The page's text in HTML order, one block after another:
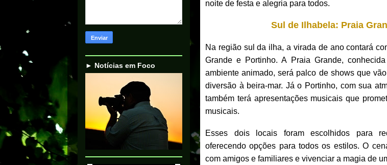
noite de festa e alegria para todos.
Sul de Ilhabela: Praia
Na região sul da ilha, a virada de ano contará
Grande e Portinho. A Praia Grande,
ambiente animado, será palco de shows que
diversão à beira-mar. Já o Portinho, com sua
também terá apresentações musicais que
musicais.
Esses dois locais foram escolhidos para
oferecendo opções para todos os estilos. O
com amigos e familiares e vivenciar a magia de
► Notícias em Foco